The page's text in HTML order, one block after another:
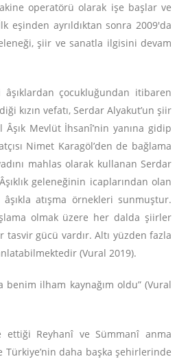
operatörü olarak işe başlar ve
eşinden ayrıldıktan sonra 2009'da
şiir ve sanatla ilgisini devam
çocukluğundan itibaren
kızın vefatı, Serdar Alyakut’un şiir
Mevlüt İhsanî’nin yanına gidip
Nimet Karagöl’den de bağlama
mahlas olarak kullanan Serdar
geleneğinin icaplarından olan
atışma örnekleri sunmuştur.
olmak üzere her dalda şiirler
tasvir gücü vardır. Altı yüzden fazla
(Vural 2019).
benim ilham kaynağım oldu” (Vural
ettiği Reyhanî ve Sümmanî anma
Türkiye’nin daha başka şehirlerinde